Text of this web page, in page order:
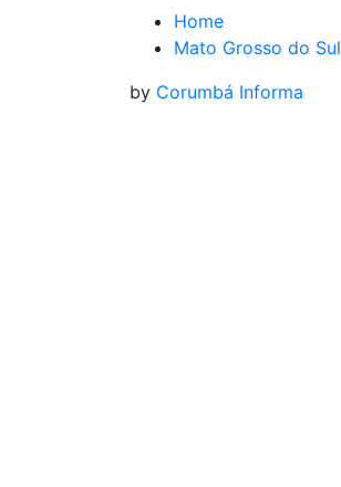
Home
Mato Grosso do Sul
by Corumbá Informa